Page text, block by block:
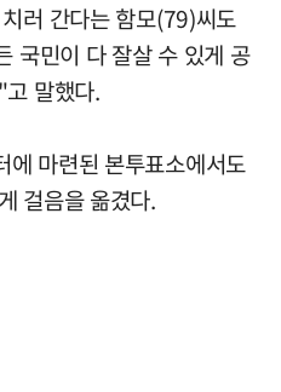
러 간다는 함모(79)씨도
국민이 다 잘살 수 있게 공
말했다.
에 마련된 본투표소에서도
걸음을 옮겼다.